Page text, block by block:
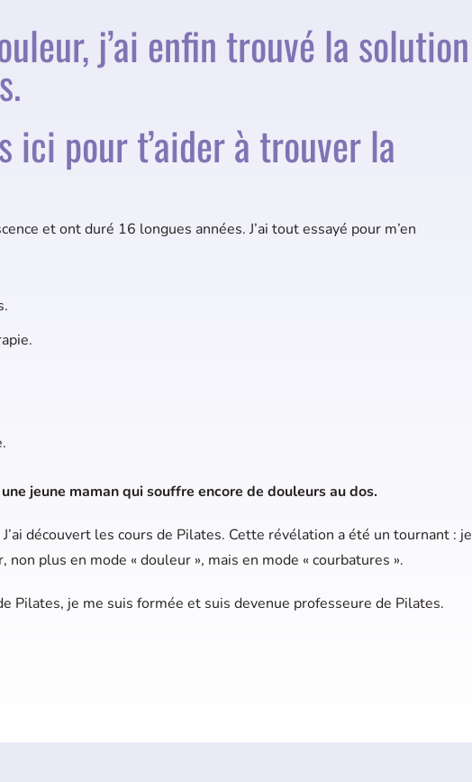
j’ai enfin trouvé la solution
ici pour t’aider à trouver la
et ont duré 16 longues années. J’ai tout essayé pour m’en
jeune maman qui souffre encore de douleurs au dos.
J’ai découvert les cours de Pilates. Cette révélation a été un tournant : je
plus en mode « douleur », mais en mode « courbatures ».
Pilates, je me suis formée et suis devenue professeure de Pilates.